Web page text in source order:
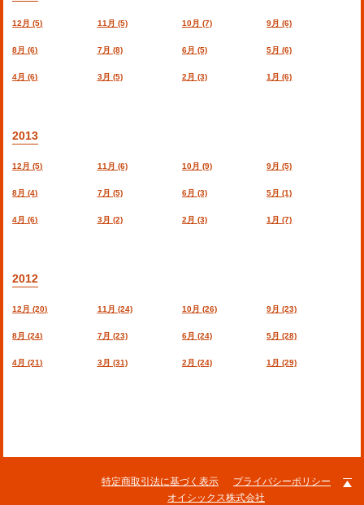
12月 (5) 11月 (5) 10月 (7) 9月 (6)
8月 (6) 7月 (8) 6月 (5) 5月 (6)
4月 (6) 3月 (5) 2月 (3) 1月 (6)
2013
12月 (5) 11月 (6) 10月 (9) 9月 (5)
8月 (4) 7月 (5) 6月 (3) 5月 (1)
4月 (6) 3月 (2) 2月 (3) 1月 (7)
2012
12月 (20) 11月 (24) 10月 (26) 9月 (23)
8月 (24) 7月 (23) 6月 (24) 5月 (28)
4月 (21) 3月 (31) 2月 (24) 1月 (29)
特定商取引法に基づく表示
プライバシーポリシー
オイシックス株式会社